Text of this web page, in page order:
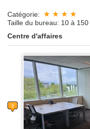
Catégorie:
Taille du bureau: 10 à 150
Centre d'affaires